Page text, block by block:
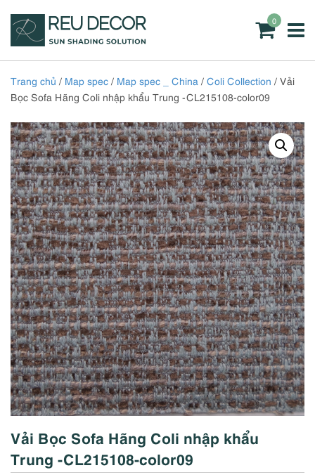
0
Trang chủ / Map spec / Map spec _ China / Coli Collection / Vải
Bọc Sofa Hãng Coli nhập khẩu Trung -CL215108-color09
Vải Bọc Sofa Hãng Coli nhập khẩu
Trung -CL215108-color09